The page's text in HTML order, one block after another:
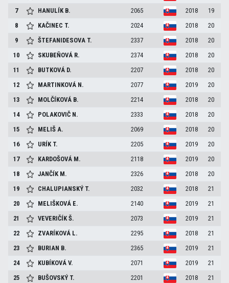
7
HANULÍK B. 2065 2018
19
8
KAČINEC T. 2024 2018
20
9
ŠTEFANIDESOVA T. 2337 2018
20
10
SKUBEŇOVÁ R. 2374 2018
20
11
BUTKOVÁ D. 2207 2018
20
12
MARTINKOVÁ N. 2077 2019
20
13
MOLČÍKOVÁ B. 2214 2018
20
14
POLAKOVIČ N. 2333 2018
20
15
MELIŠA. 2069 2018
20
16
URÍK T. 2205 2019
20
17
KARDOŠOVÁ M. 2118 2019
20
18
JANČÍK M. 2326 2018
20
19
CHALUPIANSKÝ T. 2032 2018
21
20
MELIŠKOVÁ E. 2140 2019
21
21
VEVERIČÍKŠ. 2073 2019
21
22
ZVARÍKOVÁ L. 2295 2018
21
23
BURIAN B. 2365 2019
21
24
KUBÍKOVÁV. 2071 2019
21
25
BUŠOVSKÝ T. 2201 2018
21